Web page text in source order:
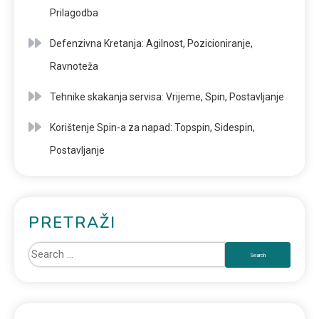
Prilagodba
Defenzivna Kretanja: Agilnost, Pozicioniranje,
Ravnoteža
Tehnike skakanja servisa: Vrijeme, Spin, Postavljanje
Korištenje Spin-a za napad: Topspin, Sidespin,
Postavljanje
PRETRAŽI